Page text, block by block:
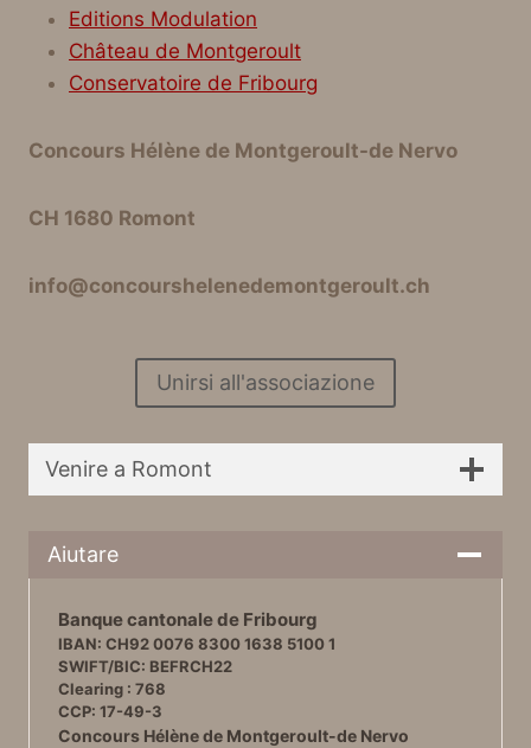
Editions Modulation
Château de Montgeroult
Conservatoire de Fribourg
Concours Hélène de Montgeroult-de Nervo
CH 1680 Romont
info@concourshelenedemontgeroult.ch
Unirsi all'associazione
Venire a Romont
Aiutare
Banque cantonale de Fribourg
IBAN: CH92 0076 8300 1638 5100 1
SWIFT/BIC: BEFRCH22
Clearing : 768
CCP: 17-49-3
Concours Hélène de Montgeroult-de Nervo